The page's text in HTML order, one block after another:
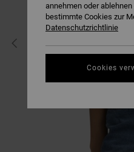
annehmen oder
bestimmte Cookies zur
Datenschutzrichtlinie
Cookies